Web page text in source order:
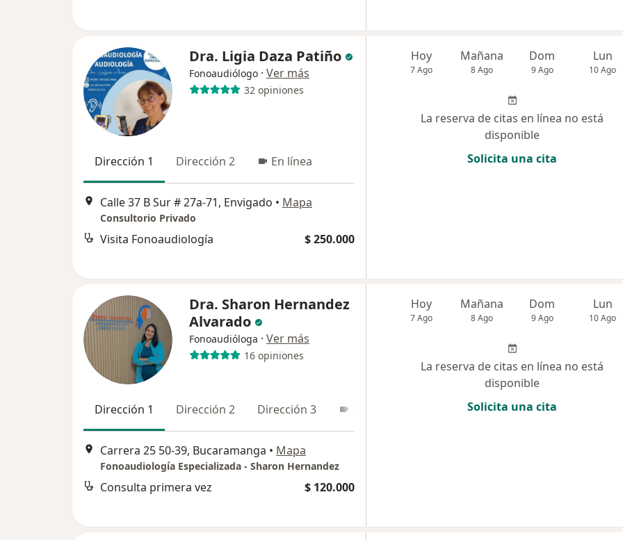
Dra. Ligia Daza Patiño
Fonoaudiólogo · Ver más
32 opiniones
Dirección 1 Dirección 2 En línea
Calle 37 B Sur # 27a-71, Envigado • Mapa
Consultorio Privado
Visita Fonoaudiología $ 250.000
Hoy
7 Ago
Mañana
8 Ago
Dom
9 Ago
Lun
10 Ago
La reserva de citas en línea no está
disponible
Solicita una cita
Dra. Sharon Hernandez
Alvarado
Fonoaudióloga · Ver más
16 opiniones
Dirección 1 Dirección 2 Dirección 3
Carrera 25 50-39, Bucaramanga • Mapa
Fonoaudiología Especializada - Sharon Hernandez
Consulta primera vez $ 120.000
Hoy
7 Ago
Mañana
8 Ago
Dom
9 Ago
Lun
10 Ago
La reserva de citas en línea no está
disponible
Solicita una cita